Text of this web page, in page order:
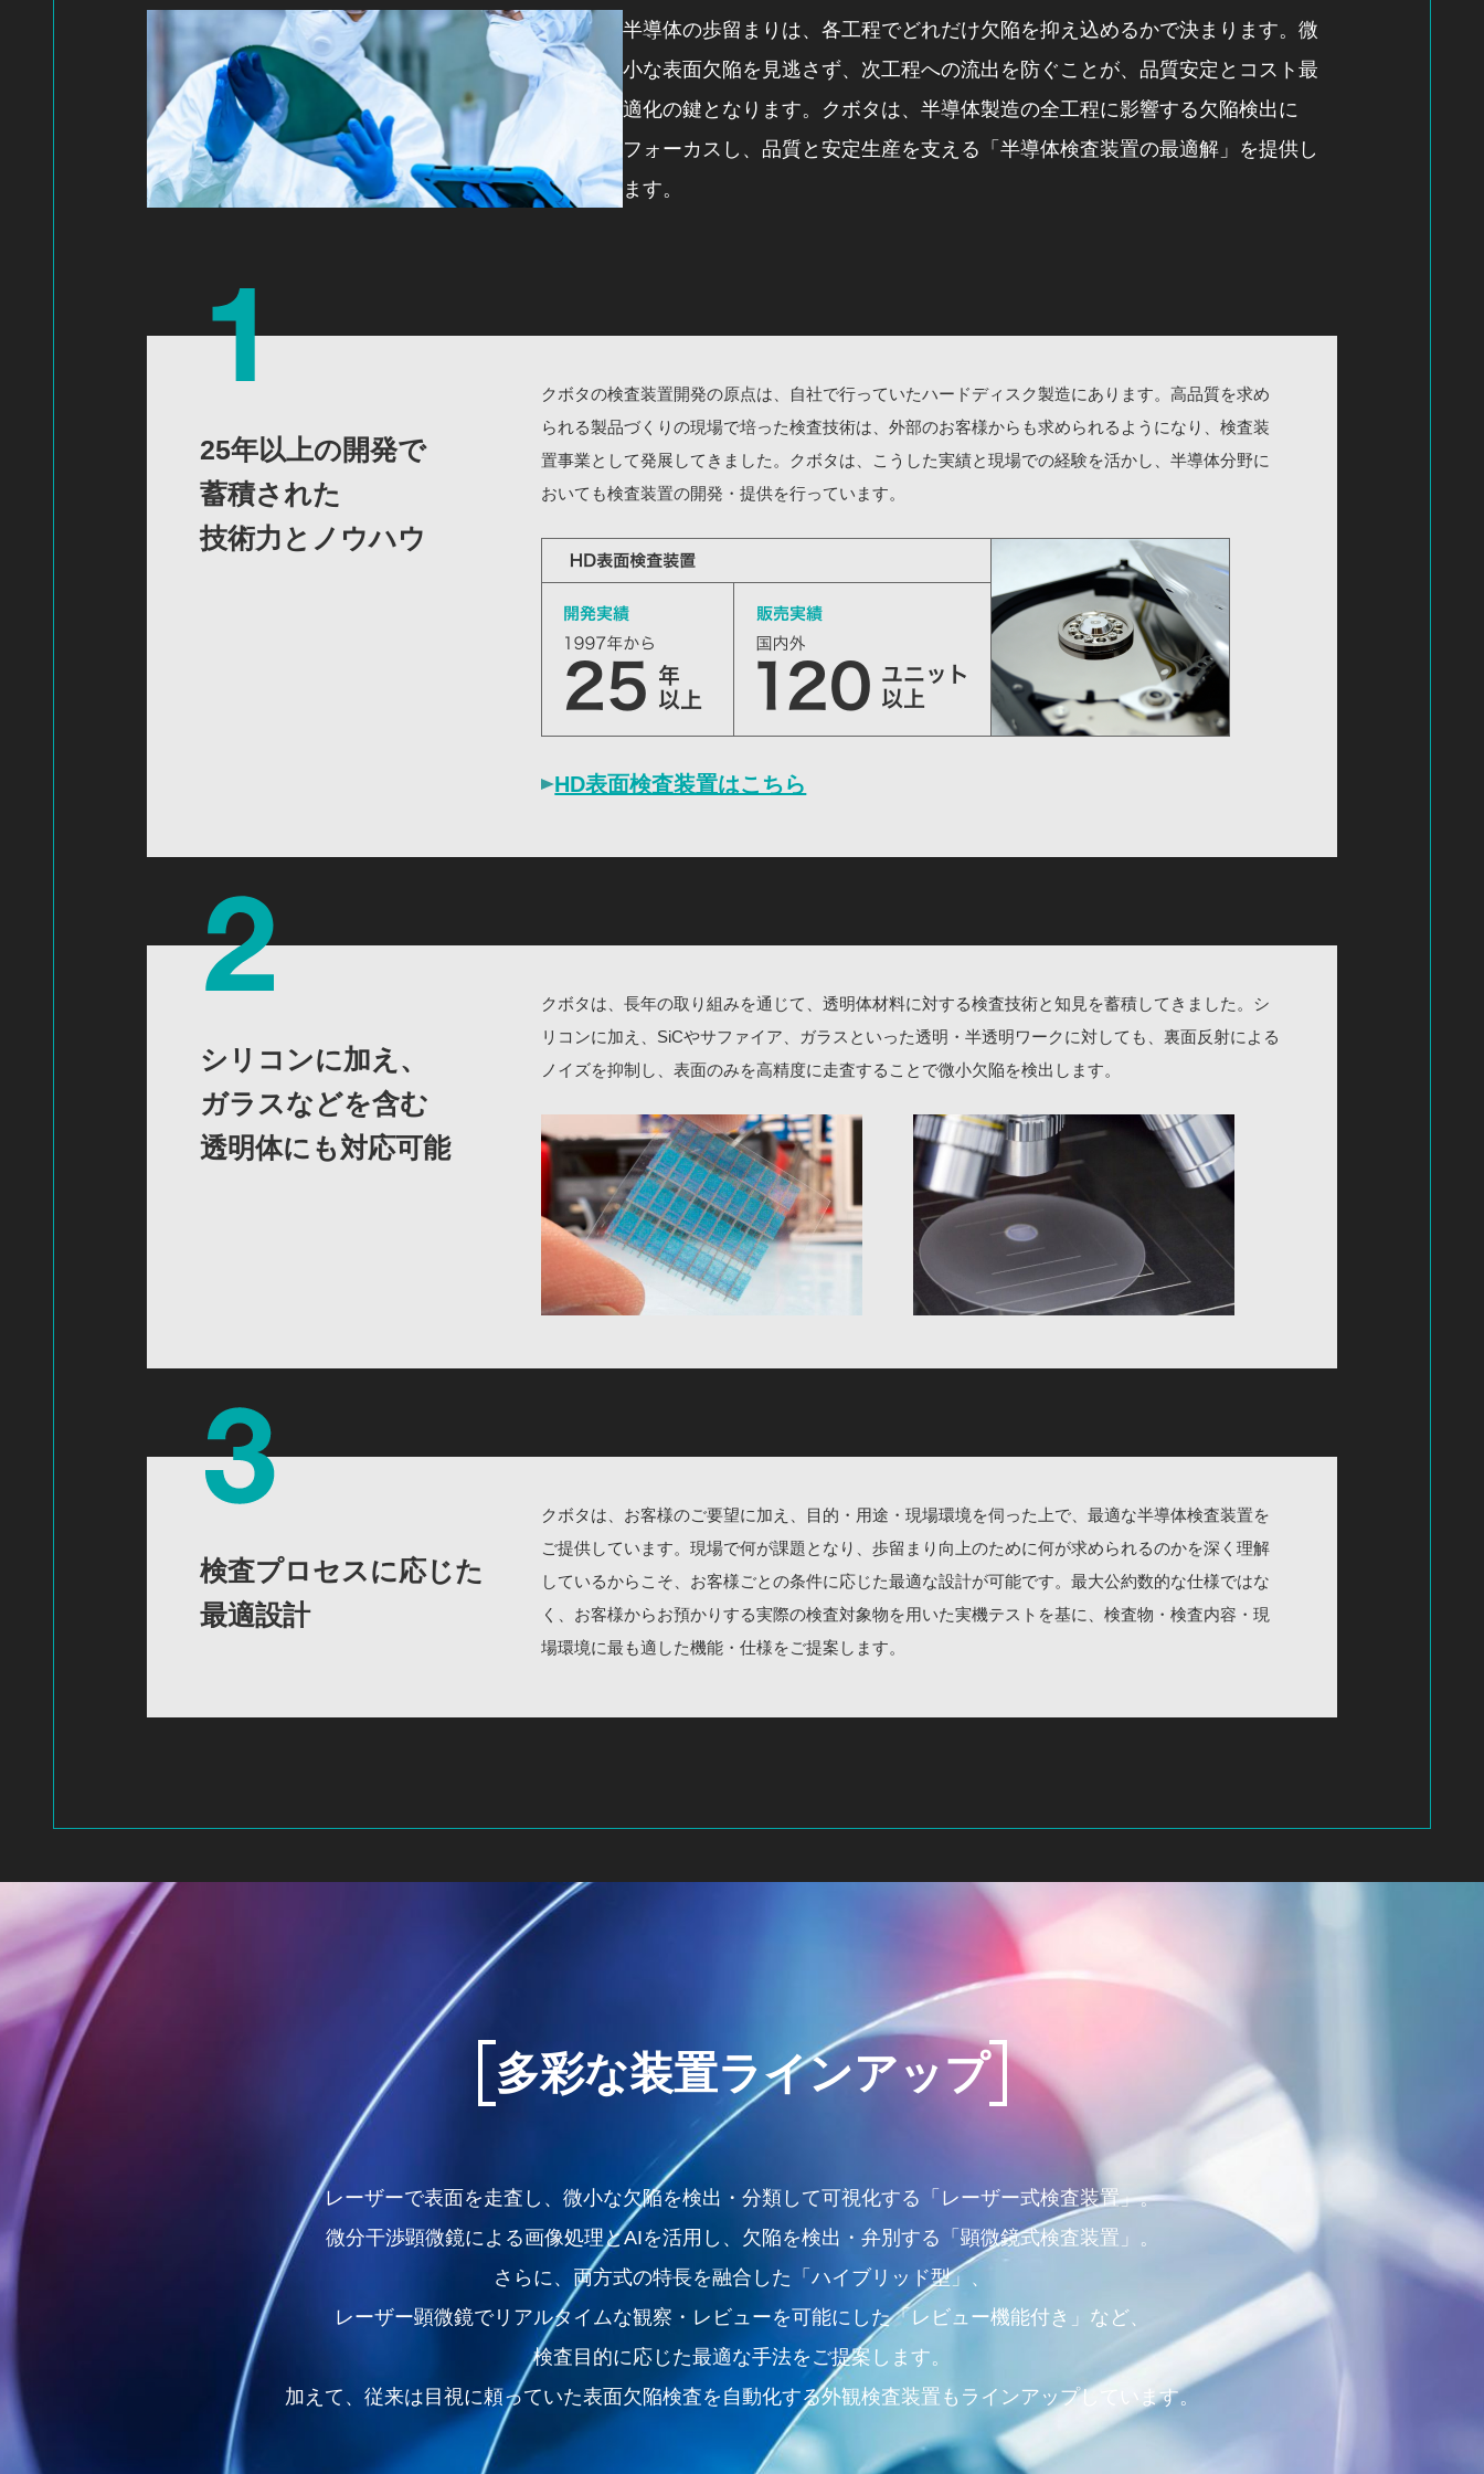
半導体の歩留まりは、各工程でどれだけ欠陥を抑え込めるかで決まります。微
小な表面欠陥を見逃さず、次工程への流出を防ぐことが、品質安定とコスト最
適化の鍵となります。クボタは、半導体製造の全工程に影響する欠陥検出に
フォーカスし、品質と安定生産を支える「半導体検査装置の最適解」を提供し
ます。
25年以上の開発で
蓄積された
技術力とノウハウ
クボタの検査装置開発の原点は、自社で行っていたハードディスク製造にあります。高品質を求め
られる製品づくりの現場で培った検査技術は、外部のお客様からも求められるようになり、検査装
置事業として発展してきました。クボタは、こうした実績と現場での経験を活かし、半導体分野に
おいても検査装置の開発・提供を行っています。
HD表面検査装置はこちら
シリコンに加え、
ガラスなどを含む
透明体にも対応可能
クボタは、長年の取り組みを通じて、透明体材料に対する検査技術と知見を蓄積してきました。シ
リコンに加え、SiCやサファイア、ガラスといった透明・半透明ワークに対しても、裏面反射による
ノイズを抑制し、表面のみを高精度に走査することで微小欠陥を検出します。
検査プロセスに応じた
最適設計
クボタは、お客様のご要望に加え、目的・用途・現場環境を伺った上で、最適な半導体検査装置を
ご提供しています。現場で何が課題となり、歩留まり向上のために何が求められるのかを深く理解
しているからこそ、お客様ごとの条件に応じた最適な設計が可能です。最大公約数的な仕様ではな
く、お客様からお預かりする実際の検査対象物を用いた実機テストを基に、検査物・検査内容・現
場環境に最も適した機能・仕様をご提案します。
多彩な装置ラインアップ
レーザーで表面を走査し、微小な欠陥を検出・分類して可視化する「レーザー式検査装置」。
微分干渉顕微鏡による画像処理とAIを活用し、欠陥を検出・弁別する「顕微鏡式検査装置」。
さらに、両方式の特長を融合した「ハイブリッド型」、
レーザー顕微鏡でリアルタイムな観察・レビューを可能にした「レビュー機能付き」など、
検査目的に応じた最適な手法をご提案します。
加えて、従来は目視に頼っていた表面欠陥検査を自動化する外観検査装置もラインアップしています。